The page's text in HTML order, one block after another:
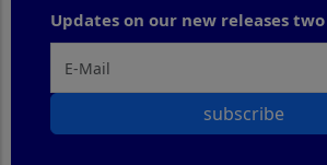
Updates on our new releases
subscribe